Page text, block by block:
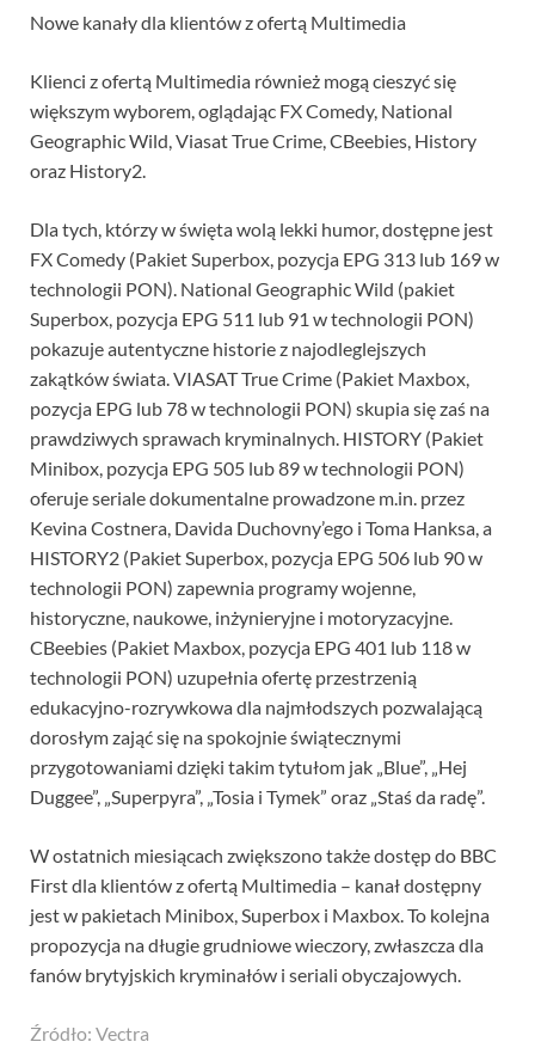
Nowe kanały dla klientów z ofertą Multimedia
Klienci z ofertą Multimedia również mogą cieszyć się
większym wyborem, oglądając FX Comedy, National
Geographic Wild, Viasat True Crime, CBeebies, History
oraz History2.
Dla tych, którzy w święta wolą lekki humor, dostępne jest
FX Comedy (Pakiet Superbox, pozycja EPG 313 lub 169 w
technologii PON). National Geographic Wild (pakiet
Superbox, pozycja EPG 511 lub 91 w technologii PON)
pokazuje autentyczne historie z najodleglejszych
zakątków świata. VIASAT True Crime (Pakiet Maxbox,
pozycja EPG lub 78 w technologii PON) skupia się zaś na
prawdziwych sprawach kryminalnych. HISTORY (Pakiet
Minibox, pozycja EPG 505 lub 89 w technologii PON)
oferuje seriale dokumentalne prowadzone m.in. przez
Kevina Costnera, Davida Duchovny’ego i Toma Hanksa, a
HISTORY2 (Pakiet Superbox, pozycja EPG 506 lub 90 w
technologii PON) zapewnia programy wojenne,
historyczne, naukowe, inżynieryjne i motoryzacyjne.
CBeebies (Pakiet Maxbox, pozycja EPG 401 lub 118 w
technologii PON) uzupełnia ofertę przestrzenią
edukacyjno-rozrywkowa dla najmłodszych pozwalającą
dorosłym zająć się na spokojnie świątecznymi
przygotowaniami dzięki takim tytułom jak „Blue”, „Hej
Duggee”, „Superpyra”, „Tosia i Tymek” oraz „Staś da radę”.
W ostatnich miesiącach zwiększono także dostęp do BBC
First dla klientów z ofertą Multimedia – kanał dostępny
jest w pakietach Minibox, Superbox i Maxbox. To kolejna
propozycja na długie grudniowe wieczory, zwłaszcza dla
fanów brytyjskich kryminałów i seriali obyczajowych.
Źródło: Vectra